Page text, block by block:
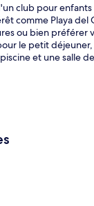
club pour
comme Playa del
ou bien préférer
le petit
et une salle